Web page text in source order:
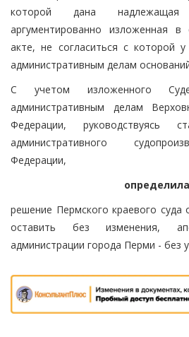
которой дана надлежащая
аргументированно изложенная
акте, не согласиться с которой
административным делам
С учетом изложенного
административным делам
Федерации, руководствуясь
административного
Федерации,
решение Пермского краевого суда
оставить без изменения,
администрации города Перми - без